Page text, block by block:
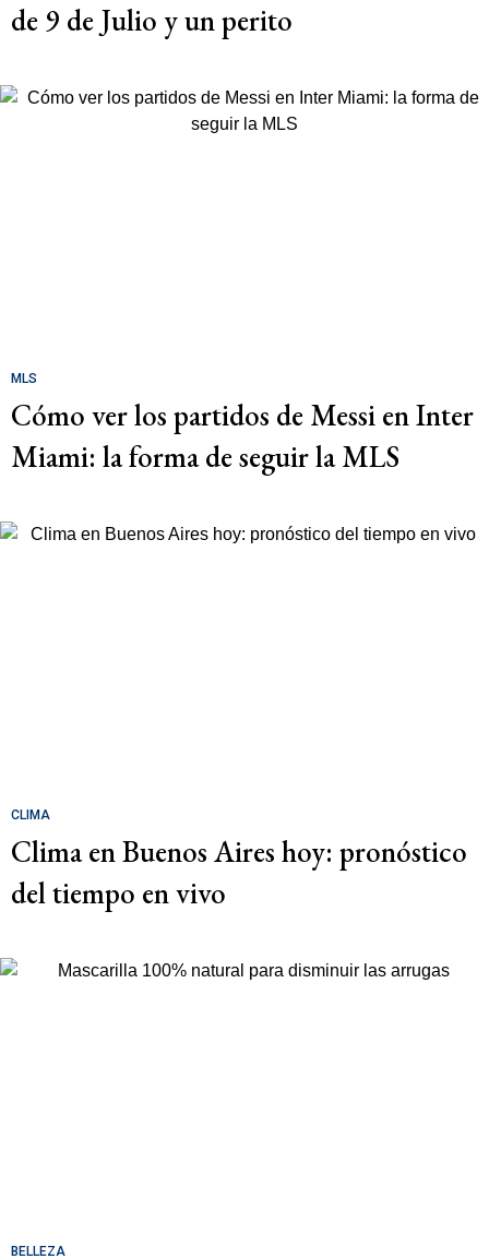
de 9 de Julio y un perito
MLS
Cómo ver los partidos de Messi en Inter
Miami: la forma de seguir la MLS
CLIMA
Clima en Buenos Aires hoy: pronóstico
del tiempo en vivo
BELLEZA